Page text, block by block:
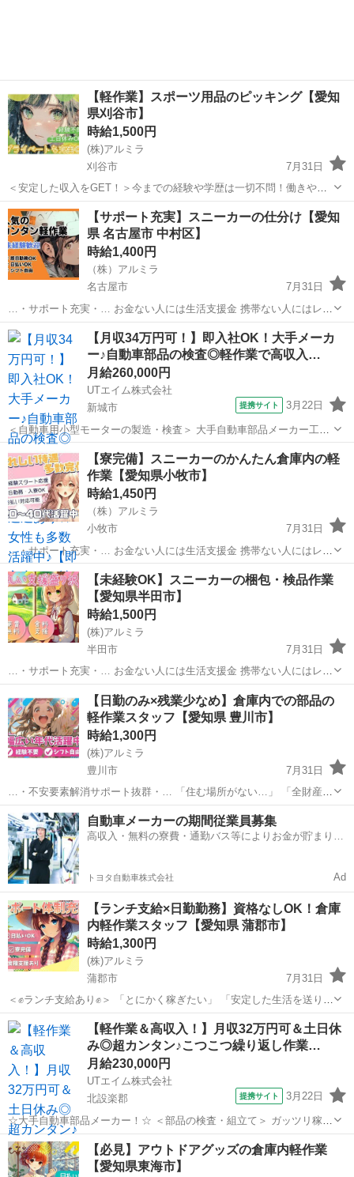
【軽作業】スポーツ用品のピッキング【愛知
県刈谷市】
時給1,500円
(株)アルミラ
刈谷市
7月31日
＜安定した収入をGET！＞今までの経験や学歴は一切不問！働きやす
さ抜群の職場で一緒に働いてみませんか？？ ☆…・プロのコーディネ
ーターがサポートします♪・…☆ お急ぎの方は『06-4963-0032』に ...
愛知 刈谷市 倉庫 時給
【サポート充実】スニーカーの仕分け【愛知
県 名古屋市 中村区】
時給1,400円
（株）アルミラ
名古屋市
7月31日
…・サポート充実・… お金ない人には生活支援金 携帯ない人にはレン
タル 住む場所がない方には 即日入寮も相談可能です！ もし、できな
い場合は 宿泊施設代をお渡しします！ ☆…・プ...
愛知 名古屋市 倉庫 時給
【月収34万円可！】即入社OK！大手メーカ
ー♪自動車部品の検査◎軽作業で高収入…
月給260,000円
UTエイム株式会社
新城市
提携サイト 3月22日
＜自動車用小型モーターの製造・検査＞ 大手自動車部品メーカー工場
でのお仕事！ 自動車用小型モーターやポンプ等の製造をおこなってい
ます！ 車業界で稼ぎたい方、まずは部品製造から始めてみませんか☆
職種未経験でも安心！ 丁寧に...
愛知 新城市 倉庫
【寮完備】スニーカーのかんたん倉庫内の軽
作業【愛知県小牧市】
時給1,450円
（株）アルミラ
小牧市
7月31日
…・サポート充実・… お金ない人には生活支援金 携帯ない人にはレン
タル 住む場所がない方には 即日入寮も相談可能です！ もし、できな
い場合は 宿泊施設代をお渡しします！ ☆…・プ...
愛知 小牧市 倉庫 時給
【未経験OK】スニーカーの梱包・検品作業
【愛知県半田市】
時給1,500円
(株)アルミラ
半田市
7月31日
…・サポート充実・… お金ない人には生活支援金 携帯ない人にはレン
タル 住む場所がない方には 即日入寮も相談可能です！ もし、できな
い場合は 宿泊施設代をお渡しします！ ☆…・プ...
倉庫 時給
【日勤のみ×残業少なめ】倉庫内での部品の
軽作業スタッフ【愛知県 豊川市】
時給1,300円
(株)アルミラ
豊川市
7月31日
…・不安要素解消サポート抜群・… 「住む場所がない…」 「全財産が
尽きた…」 そんなお悩みをお持ちの方必見！ 宿泊支援いたします！
さらに、働いた分のお金は 即GETできちゃう...
愛知 豊川市 倉庫 スタッフ
自動車メーカーの期間従業員募集
高収入・無料の寮費・通勤バス等によりお金が貯まりや
トヨタ自動車株式会社 Ad
【ランチ支給×日勤勤務】資格なしOK！倉庫
内軽作業スタッフ【愛知県 蒲郡市】
時給1,300円
(株)アルミラ
蒲郡市
7月31日
＜✊ランチ支給あり✊＞ 「とにかく稼ぎたい」 「安定した生活を送りた
い」 そんな方にオススメ✨ 寮、食料サポートなど 新しい生活を支え
る待遇も多数充実！ 快適に新しいスター...
愛知 倉庫 時給
【軽作業＆高収入！】月収32万円可＆土日休
み◎超カンタン♪こつこつ繰り返し作業…
月給230,000円
UTエイム株式会社
北設楽郡
提携サイト 3月22日
☆大手自動車部品メーカー！☆ ＜部品の検査・組立て＞ ガッツリ稼ぎ
たい方必見！ 人気のコツコツ軽作業で高収入！ 車業界のお仕事、まず
は部品製造から始めてみませんか？ 自動車の安全を担う部品の製造に
関われます★ 比較的カン...
愛知 北設楽郡 倉庫
【必見】アウトドアグッズの倉庫内軽作業
【愛知県東海市】